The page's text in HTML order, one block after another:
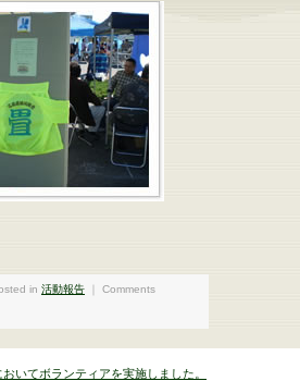
in 活動報告 Comments
いてボランティアを実施しました。